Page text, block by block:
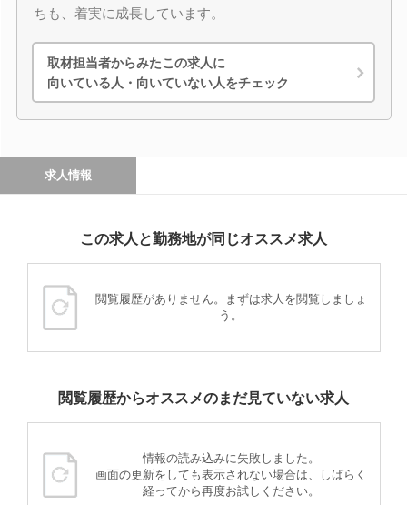
ちも、着実に成長しています。
取材担当者からみたこの求人に
向いている人・向いていない人をチェック
求人情報
この求人と勤務地が同じオススメ求人
閲覧履歴がありません。まずは求人を閲覧しましょ
う。
閲覧履歴からオススメのまだ見ていない求人
情報の読み込みに失敗しました。
画面の更新をしても表示されない場合は、しばらく
経ってから再度お試しください。